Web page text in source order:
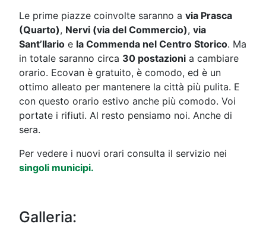
Le prime piazze coinvolte saranno a via Prasca
(Quarto), Nervi (via del Commercio), via
Sant’Ilario e la Commenda nel Centro Storico. Ma
in totale saranno circa 30 postazioni a cambiare
orario. Ecovan è gratuito, è comodo, ed è un
ottimo alleato per mantenere la città più pulita. E
con questo orario estivo anche più comodo. Voi
portate i rifiuti. Al resto pensiamo noi. Anche di
sera.
Per vedere i nuovi orari consulta il servizio nei
singoli municipi.
Galleria: